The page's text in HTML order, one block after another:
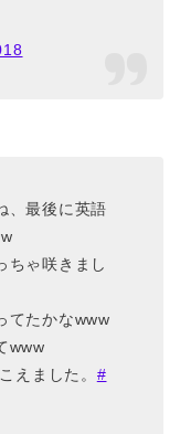
、最後に英語
ちゃ咲きまし
てたかなwww
www
えました。 #